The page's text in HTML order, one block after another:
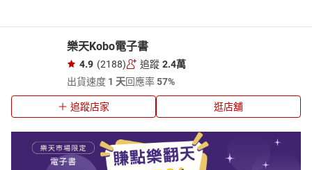
樂天Kobo電子書
4.9 (2188) 追蹤 2.4萬
出貨速度 1 天回應率57%
追蹤店家 逛店舖